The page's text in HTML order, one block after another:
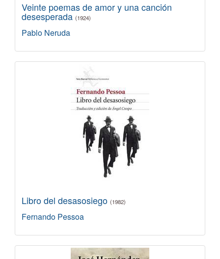
Veinte poemas de amor y una canción
desesperada (1924)
Pablo Neruda
Libro del desasosiego (1982)
Fernando Pessoa